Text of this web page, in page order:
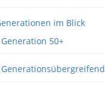
im Blick
Generation 50+
Generationsübergreifend